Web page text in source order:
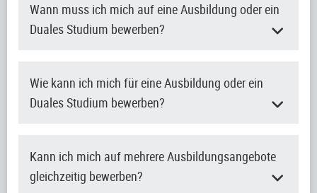
Wann muss ich mich auf eine Ausbildung oder ein
Duales Studium bewerben?
Wie kann ich mich für eine Ausbildung oder ein
Duales Studium bewerben?
Kann ich mich auf mehrere Ausbildungsangebote
gleichzeitig bewerben?